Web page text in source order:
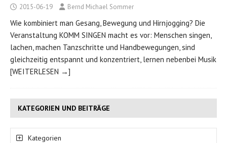
2015-06-19 Bernd Michael Sommer
Wie kombiniert man Gesang, Bewegung und Hirnjogging? Die
Veranstaltung KOMM SINGEN macht es vor: Menschen singen,
lachen, machen Tanzschritte und Hand­bewegungen, sind
gleich­zeitig entspannt und konzen­triert, lernen neben­bei Musik
[WEITERLESEN →]
KATEGORIEN UND BEITRÄGE
Kategorien